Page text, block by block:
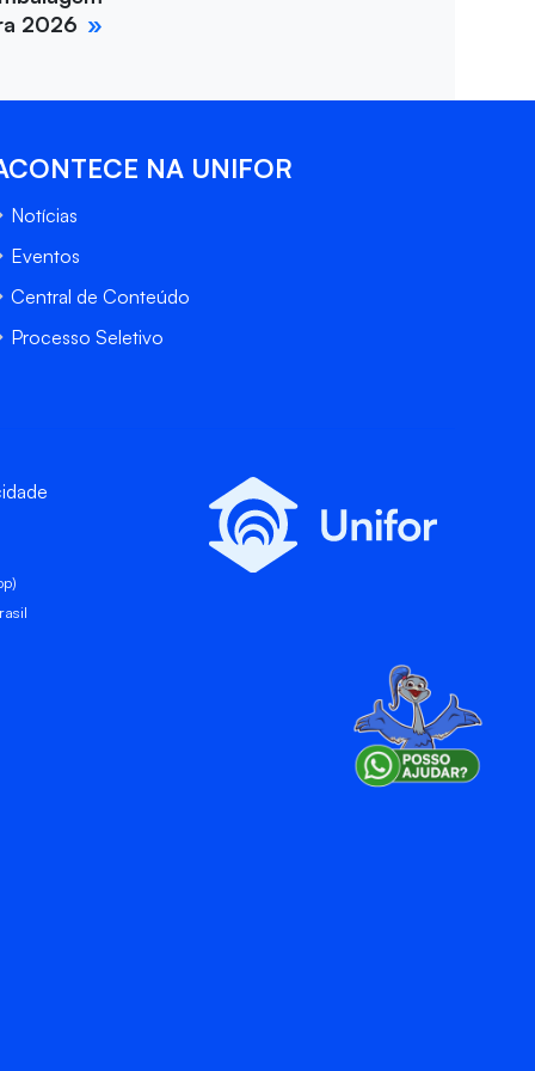
2026
NA UNIFOR
Notícias
Eventos
Central de Conteúdo
Processo Seletivo